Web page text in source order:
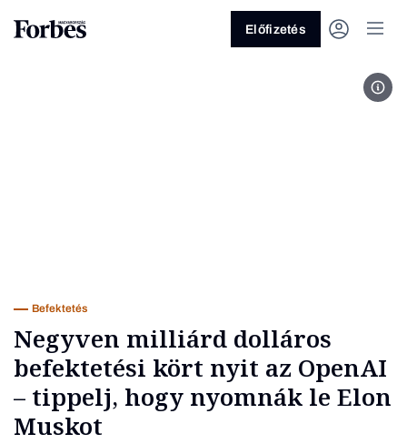
Előfizetés
Befektetés
Negyven milliárd dolláros
befektetési kört nyit az OpenAI
– tippelj, hogy nyomnák le Elon
Muskot